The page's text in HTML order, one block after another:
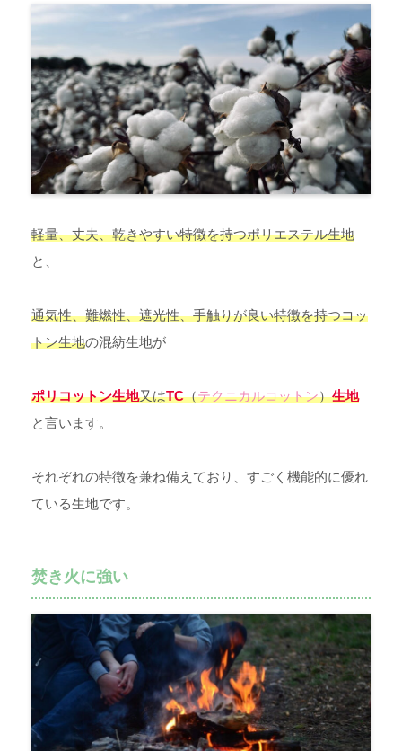
軽量、丈夫、乾きやすい特徴を持つポリエステル生地
と、
通気性、難燃性、遮光性、手触りが良い特徴を持つコッ
トン生地の混紡生地が
ポリコットン生地又はTC（テクニカルコットン）生地
と言います。
それぞれの特徴を兼ね備えており、すごく機能的に優れ
ている生地です。
焚き火に強い